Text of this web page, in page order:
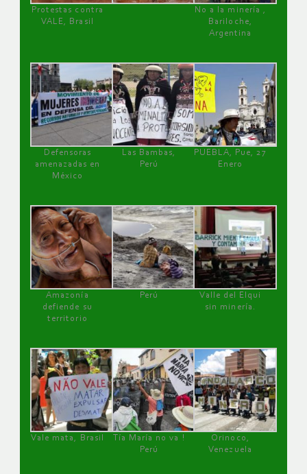
Protestas contra
VALE, Brasil
No a la minería ,
Bariloche,
Argentina
Defensoras
amenazadas en
México
Las Bambas,
Perú
PUEBLA, Pue, 27
Enero
Amazonía
defiende su
territorio
Perú
Valle del Elqui
sin minería.
Vale mata, Brasil
Tía María no va !
Perú
Orinoco,
Venezuela